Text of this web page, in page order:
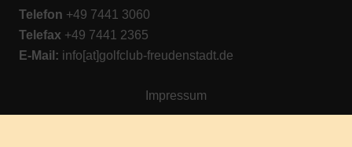
Telefon +49 7441 3060
Telefax +49 7441 2365
E-Mail: info[at]golfclub-freudenstadt.de
Impressum